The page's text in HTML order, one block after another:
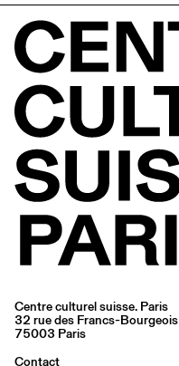
Centre culturel suisse. Paris
32 rue des Francs-Bourgeois
75003 Paris
Contact